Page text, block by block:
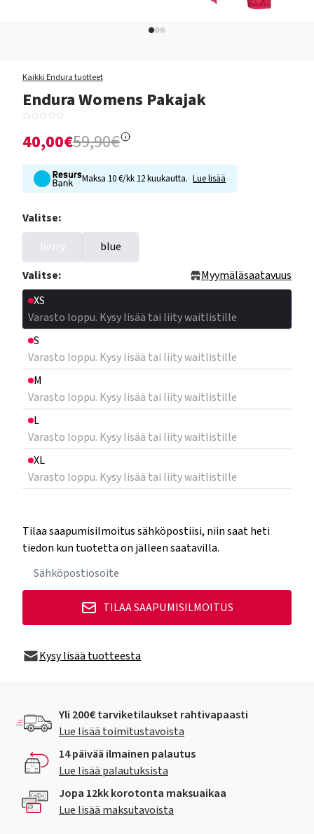
Kaikki Endura tuotteet
Endura Womens Pakajak
40,00€59,90€
Maksa 10 €/kk 12 kuukautta. Lue lisää
Valitse:
berry
blue
Valitse:
Myymäläsaatavuus
XS
Varasto loppu. Kysy lisää tai liity waitlistille
S
Varasto loppu. Kysy lisää tai liity waitlistille
M
Varasto loppu. Kysy lisää tai liity waitlistille
L
Varasto loppu. Kysy lisää tai liity waitlistille
XL
Varasto loppu. Kysy lisää tai liity waitlistille
Tilaa saapumisilmoitus sähköpostiisi, niin saat heti
tiedon kun tuotetta on jälleen saatavilla.
TILAA SAAPUMISILMOITUS
Kysy lisää tuotteesta
Yli 200€ tarviketilaukset rahtivapaasti
Lue lisää toimitustavoista
14 päivää ilmainen palautus
Lue lisää palautuksista
Jopa 12kk korotonta maksuaikaa
Lue lisää maksutavoista